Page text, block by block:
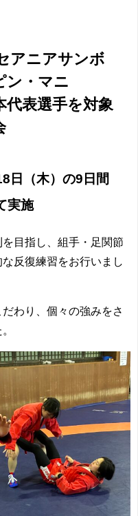
アニアサンボ
ン・マニ
代表選手を対象
日（木）の9日間
実施
目指し、 組手・足関節
反復練習をお行いまし
わり、個々の強みをさ